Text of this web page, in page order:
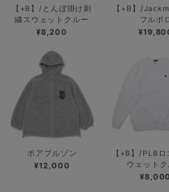
【+B】/とんぼ掛け刺
繍スウェットクルー
¥8,200
【+B】/
フルポ
ボアブルゾン
¥12,000
【+B】/PLBロ
ウェットク
¥8,000